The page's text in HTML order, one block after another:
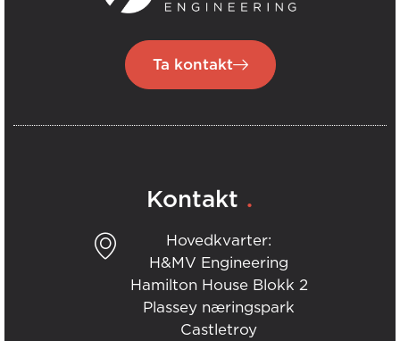
Ta kontakt
Kontakt .
Hovedkvarter:
H&MV Engineering
Hamilton House Blokk 2
Plassey næringspark
Castletroy